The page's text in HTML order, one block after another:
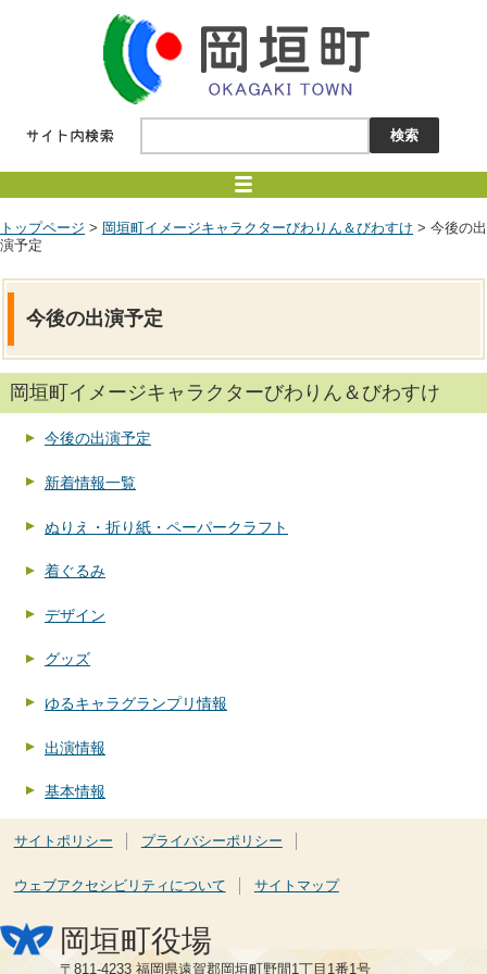
トップページ > 岡垣町イメージキャラクターびわりん＆びわすけ > 今後の出
演予定
今後の出演予定
岡垣町イメージキャラクターびわりん＆びわすけ
今後の出演予定
新着情報一覧
ぬりえ・折り紙・ペーパークラフト
着ぐるみ
デザイン
グッズ
ゆるキャラグランプリ情報
出演情報
基本情報
サイトポリシー プライバシーポリシー
ウェブアクセシビリティについて サイトマップ
岡垣町役場
〒811-4233 福岡県遠賀郡岡垣町野間1丁目1番1号